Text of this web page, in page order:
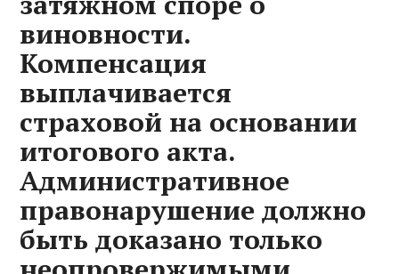
виновности.
Компенсация
выплачивается
страховой на основании
итогового акта.
Административное
правонарушение должно
быть доказано только